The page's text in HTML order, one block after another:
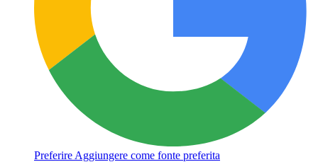
Preferire Aggiungere come fonte preferita